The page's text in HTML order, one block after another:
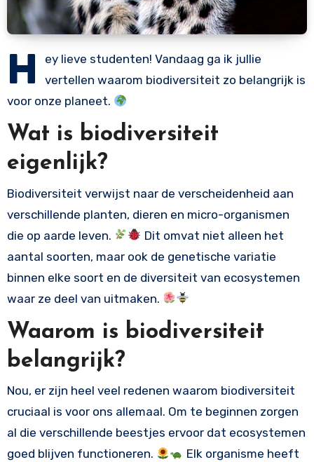
H
ey lieve studenten! Vandaag ga ik jullie
vertellen waarom biodiversiteit zo belangrijk is
voor onze planeet.
Wat is biodiversiteit
eigenlijk?
Biodiversiteit verwijst naar de verscheidenheid aan
verschillende planten, dieren en micro-organismen
die op aarde leven.
Dit omvat niet alleen het
aantal soorten, maar ook de genetische variatie
binnen elke soort en de diversiteit van ecosystemen
waar ze deel van uitmaken.
Waarom is biodiversiteit
belangrijk?
Nou, er zijn heel veel redenen waarom biodiversiteit
cruciaal is voor ons allemaal. Om te beginnen zorgen
al die verschillende beestjes ervoor dat ecosystemen
goed blijven functioneren.
Elk organisme heeft